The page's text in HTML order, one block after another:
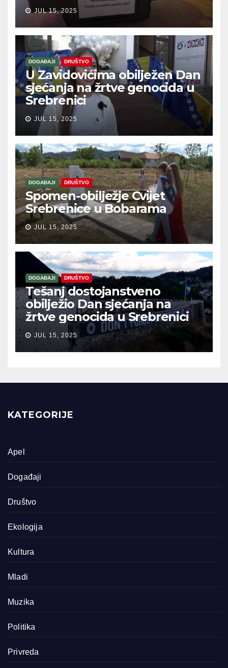
JUL 15, 2025
DOGAĐAJI DRUŠTVO
U Zavidovićima obilježen Dan
sjećanja na žrtve genocida u
Srebrenici
JUL 15, 2025
DOGAĐAJI DRUŠTVO
Spomen-obilježje Cvijet
Srebrenice u Bobarama
JUL 15, 2025
DOGAĐAJI DRUŠTVO
Tešanj dostojanstveno
obilježio Dan sjećanja na
žrtve genocida u Srebrenici
JUL 15, 2025
KATEGORIJE
Apel
Događaji
Društvo
Ekologija
Kultura
Mladi
Muzika
Politika
Privreda